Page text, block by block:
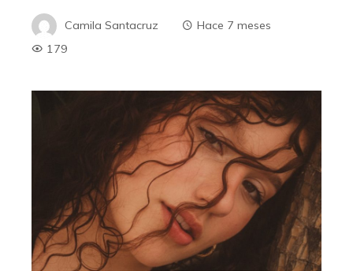
Camila Santacruz
Hace 7 meses
179